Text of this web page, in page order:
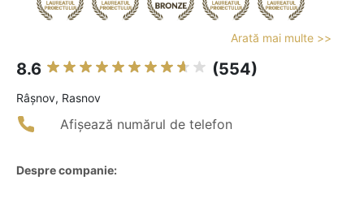
Arată mai multe >>
8.6 (554)
Râşnov, Rasnov
Afișează numărul de telefon
Despre companie: